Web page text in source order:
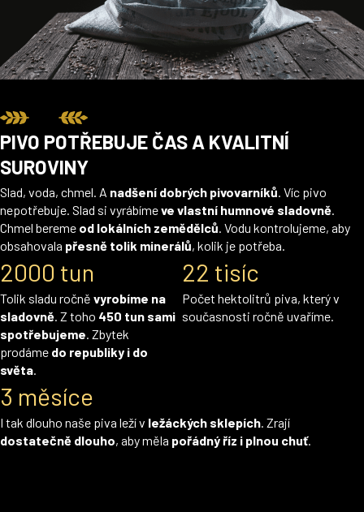
PIVO POTŘEBUJE ČAS A KVALITNÍ
SUROVINY
Slad, voda, chmel. A nadšení dobrých pivovarníků . Víc pivo
nepotřebuje. Slad si vyrábímeve vlastní humnové sladovně
Chmel bereme od lokálních zemědělců . Vodu kontrolujeme, aby
obsahovala přesně tolik minerálů, kolik je potřeba.
2000 tun
Tolik sladu ročně vyrobíme na
sladovně . Z toho 450 tun sami
spotřebujeme . Zbytek
prodáme do republiky i do
světa
22 tisíc
Počet hektolitrů piva, který v
současnosti ročně uvaříme.
3 měsíce
I tak dlouho naše piva leží v ležáckých sklepích . Zrají
dostatečně dlouho, aby měla pořádný říz i plnou chuť.